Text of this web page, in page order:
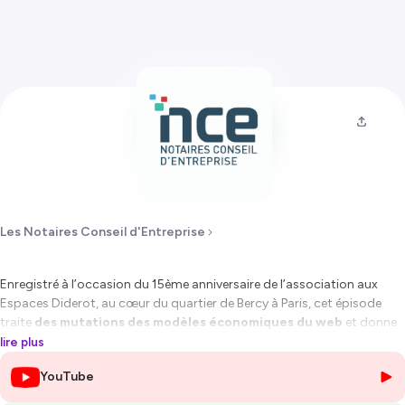
Les Notaires Conseil d'Entreprise
Enregistré à l’occasion du 15ème anniversaire de l’association aux
Espaces Diderot, au cœur du quartier de Bercy à Paris, cet épisode
traite des mutations des modèles économiques du web et donne
la parole à :
François-Xavier de Beaufort
lire plus
YouTube